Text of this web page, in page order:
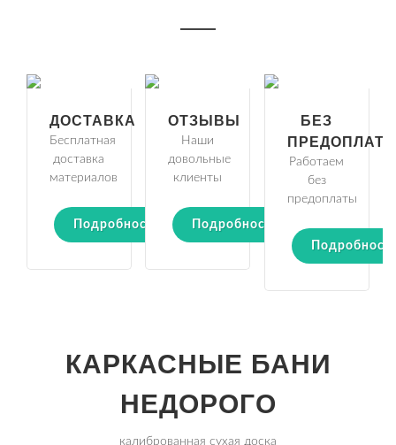
ДОСТАВКА
Бесплатная
доставка
материалов
Подробности
ОТЗЫВЫ
Наши
довольные
клиенты
Подробности
БЕЗ
Работаем
без
предоплаты
КАРКАСНЫЕ БАНИ
НЕДОРОГО
калиброванная сухая доска